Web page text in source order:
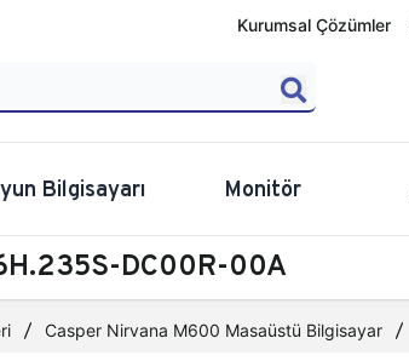
Kurumsal Çözümler
Bilgisayarı Monitör
DC00R-00A
Casper Nirvana M600 Masaüstü Bilgisayar